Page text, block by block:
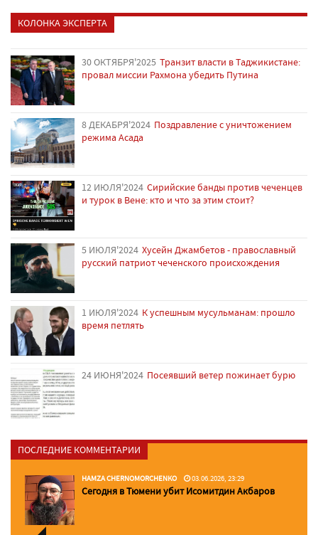
КОЛОНКА ЭКСПЕРТА
30 ОКТЯБРЯ'2025 Транзит власти в Таджикистане:
провал миссии Рахмона убедить Путина
8 ДЕКАБРЯ'2024 Поздравление с уничтожением
режима Асада
12 ИЮЛЯ'2024 Сирийские банды против чеченцев
и турок в Вене: кто и что за этим стоит?
5 ИЮЛЯ'2024 Хусейн Джамбетов - православный
русский патриот чеченского происхождения
1 ИЮЛЯ'2024 К успешным мусульманам: прошло
время петлять
24 ИЮНЯ'2024 Посеявший ветер пожинает бурю
ПОСЛЕДНИЕ КОММЕНТАРИИ
HAMZA CHERNOMORCHENKO 03.06.2026, 23:29
Сегодня в Тюмени убит Исомитдин Акбаров